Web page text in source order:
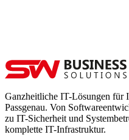
Ganzheitliche IT-Lösungen für
Passgenau. Von
zu IT-Sicherheit und
komplette IT-Infrastruktur.